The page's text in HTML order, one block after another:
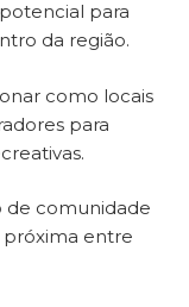
para
da região.
como locais
para
de comunidade
próxima entre